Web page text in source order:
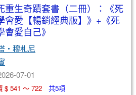
重生奇蹟套書（二冊）：《死
會愛【暢銷經典版】》+《死
愛自己》
・穆札尼
07-01
$ 541 ～ 722 共5項